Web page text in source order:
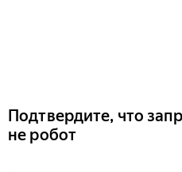
Подтвердите, что
не робот